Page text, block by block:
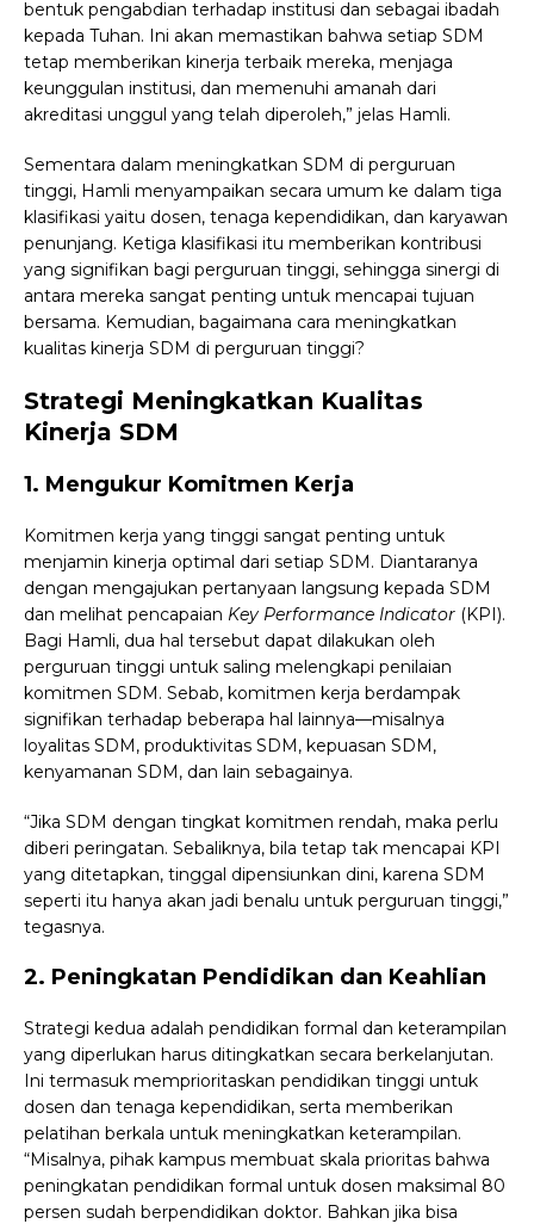
bentuk pengabdian terhadap institusi dan sebagai ibadah
kepada Tuhan. Ini akan memastikan bahwa setiap SDM
tetap memberikan kinerja terbaik mereka, menjaga
keunggulan institusi, dan memenuhi amanah dari
akreditasi unggul yang telah diperoleh,” jelas Hamli.
Sementara dalam meningkatkan SDM di perguruan
tinggi, Hamli menyampaikan secara umum ke dalam tiga
klasifikasi yaitu dosen, tenaga kependidikan, dan karyawan
penunjang. Ketiga klasifikasi itu memberikan kontribusi
yang signifikan bagi perguruan tinggi, sehingga sinergi di
antara mereka sangat penting untuk mencapai tujuan
bersama. Kemudian, bagaimana cara meningkatkan
kualitas kinerja SDM di perguruan tinggi?
Strategi Meningkatkan Kualitas
Kinerja SDM
1. Mengukur Komitmen Kerja
Komitmen kerja yang tinggi sangat penting untuk
menjamin kinerja optimal dari setiap SDM. Diantaranya
dengan mengajukan pertanyaan langsung kepada SDM
dan melihat pencapaian Key Performance Indicator (KPI).
Bagi Hamli, dua hal tersebut dapat dilakukan oleh
perguruan tinggi untuk saling melengkapi penilaian
komitmen SDM. Sebab, komitmen kerja berdampak
signifikan terhadap beberapa hal lainnya—misalnya
loyalitas SDM, produktivitas SDM, kepuasan SDM,
kenyamanan SDM, dan lain sebagainya.
“Jika SDM dengan tingkat komitmen rendah, maka perlu
diberi peringatan. Sebaliknya, bila tetap tak mencapai KPI
yang ditetapkan, tinggal dipensiunkan dini, karena SDM
seperti itu hanya akan jadi benalu untuk perguruan tinggi,”
tegasnya.
2. Peningkatan Pendidikan dan Keahlian
Strategi kedua adalah pendidikan formal dan keterampilan
yang diperlukan harus ditingkatkan secara berkelanjutan.
Ini termasuk memprioritaskan pendidikan tinggi untuk
dosen dan tenaga kependidikan, serta memberikan
pelatihan berkala untuk meningkatkan keterampilan.
“Misalnya, pihak kampus membuat skala prioritas bahwa
peningkatan pendidikan formal untuk dosen maksimal 80
persen sudah berpendidikan doktor. Bahkan jika bisa